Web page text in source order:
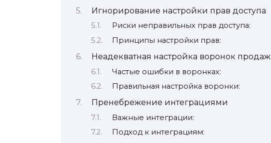
Игнорирование настройки прав доступа
Риски неправильных прав доступа:
Принципы настройки прав:
Неадекватная настройка воронок продаж
Частые ошибки в воронках:
Правильная настройка воронки:
Пренебрежение интеграциями
Важные интеграции:
Подход к интеграциям: